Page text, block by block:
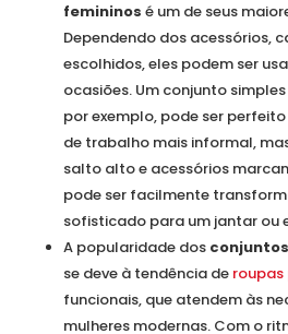
femininos é um de seus
Dependendo dos acessórios,
escolhidos, eles podem ser
ocasiões. Um conjunto
por exemplo, pode ser
de trabalho mais informal,
salto alto e acessórios
pode ser facilmente
sofisticado para um jantar ou
A popularidade dos
se deve à tendência de
funcionais, que atendem às
mulheres modernas. Com o